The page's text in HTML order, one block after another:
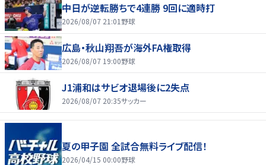
中日が逆転勝ちで4連勝 9回に適時打
2026/08/07 21:01 野球
広島・秋山翔吾が海外FA権取得
2026/08/07 19:00野球
J1浦和はサビオ退場後に2失点
2026/08/07 20:35サッカー
夏の甲子園 全試合無料ライブ配信！
2026/04/15 00:00野球